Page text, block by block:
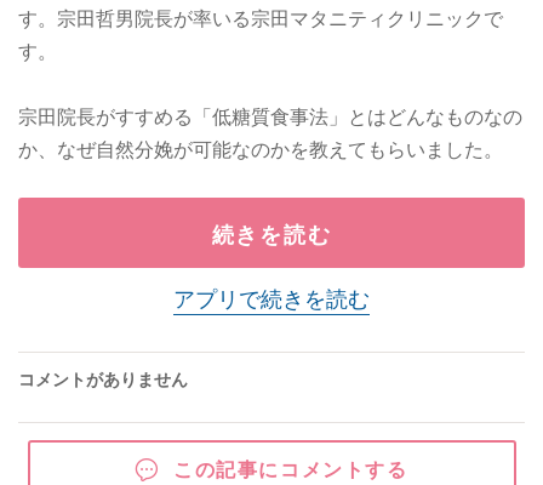
す。宗田哲男院長が率いる宗田マタニティクリニックで
す。
宗田院長がすすめる「低糖質食事法」とはどんなものなの
か、なぜ自然分娩が可能なのかを教えてもらいました。
続きを読む
アプリで続きを読む
コメントがありません
この記事にコメントする